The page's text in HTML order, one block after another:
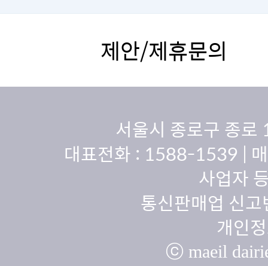
제안/제휴문의
서울시 종로구 종
대표전화 : 1588-1539 |
사업자
통신판매업 신
개인
ⓒ maeil